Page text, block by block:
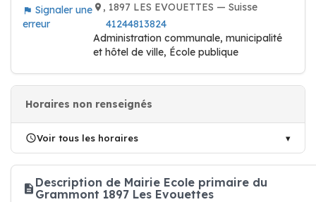
Signaler une
erreur
, 1897 LES EVOUETTES — Suisse
41244813824
Administration communale, municipalité
et hôtel de ville, École publique
Horaires non renseignés
Voir tous les horaires
Description de Mairie Ecole primaire du
Grammont 1897 Les Evouettes